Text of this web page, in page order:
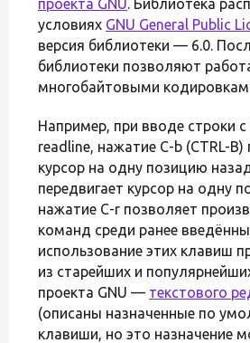
проекта GNU. Библиотека
условиях GNU General Public
версия библиотеки — 6.0.
библиотеки позволяют
многобайтовыми
Например, при вводе строки
readline, нажатие C-b (CTRL-B)
курсор на одну позицию
передвигает курсор на одну
нажатие C-r позволяет
команд среди ранее
использование этих клавиш
из старейших и
проекта GNU — текстового
(описаны назначенные по
клавиши, но это назначение